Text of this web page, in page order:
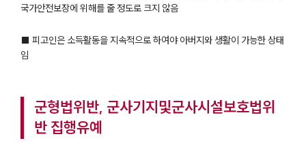
국가안전보장에 위해를 줄 정도로 크지 않음
■ 피고인은 소득활동을 지속적으로 하여야 아버지와 생활이 가능한 상태
임
군형법위반, 군사기지및군사시설보호법위
반 집행유예